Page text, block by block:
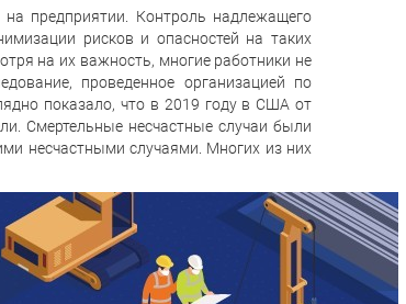
предприятии. Контроль надлежащего
рисков и опасностей на таких
на их важность, многие работники не
проведенное организацией по
показало, что в 2019 году в США от
Смертельные несчастные случаи были
несчастными случаями. Многих из них